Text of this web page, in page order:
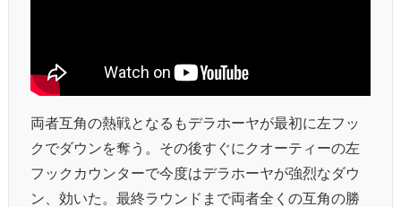
両者互角の熱戦となるもデラホーヤが最初に左フッ
クでダウンを奪う。その後すぐにクオーティーの左
フックカウンターで今度はデラホーヤが強烈なダウ
ン、効いた。最終ラウンドまで両者全くの互角の勝